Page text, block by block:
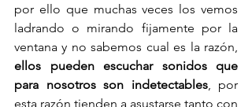
por ello que muchas veces los vemos
ladrando o mirando fijamente por la
ellos pueden escuchar sonidos que
para nosotros son indetectables, por
esta razón tienden a asustarse tanto con